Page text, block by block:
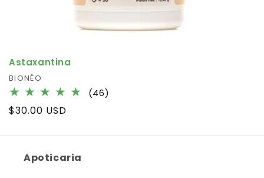
Astaxantina
Vendor:
BIONÉO
(46)
Regular
$30.00 USD
Apoticaria